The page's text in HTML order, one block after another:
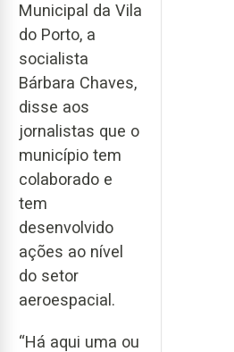
Municipal da Vila
do Porto, a
socialista
Bárbara Chaves,
disse aos
jornalistas que o
município tem
colaborado e
tem
desenvolvido
ações ao nível
do setor
aeroespacial.
“Há aqui uma ou